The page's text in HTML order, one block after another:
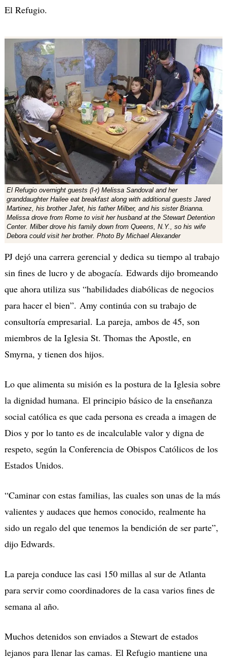
El Refugio.
El Refugio overnight guests (l-r) Melissa Sandoval and her
granddaughter Hailee eat breakfast along with additional guests Jared
Martinez, his brother Jafet, his father Milber, and his sister Brianna.
Melissa drove from Rome to visit her husband at the Stewart Detention
Center. Milber drove his family down from Queens, N.Y., so his wife
Debora could visit her brother. Photo By Michael Alexander
PJ dejó una carrera gerencial y dedica su tiempo al trabajo
sin fines de lucro y de abogacía. Edwards dijo bromeando
que ahora utiliza sus “habilidades diabólicas de negocios
para hacer el bien”. Amy continúa con su trabajo de
consultoría empresarial. La pareja, ambos de 45, son
miembros de la Iglesia St. Thomas the Apostle, en
Smyrna, y tienen dos hijos.
Lo que alimenta su misión es la postura de la Iglesia sobre
la dignidad humana. El principio básico de la enseñanza
social católica es que cada persona es creada a imagen de
Dios y por lo tanto es de incalculable valor y digna de
respeto, según la Conferencia de Obispos Católicos de los
Estados Unidos.
“Caminar con estas familias, las cuales son unas de la más
valientes y audaces que hemos conocido, realmente ha
sido un regalo del que tenemos la bendición de ser parte”,
dijo Edwards.
La pareja conduce las casi 150 millas al sur de Atlanta
para servir como coordinadores de la casa varios fines de
semana al año.
Muchos detenidos son enviados a Stewart de estados
lejanos para llenar las camas. El Refugio mantiene una